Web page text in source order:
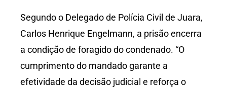
Segundo o Delegado de Polícia Civil de Juara,
Carlos Henrique Engelmann, a prisão encerra
a condição de foragido do condenado. “O
cumprimento do mandado garante a
efetividade da decisão judicial e reforça o